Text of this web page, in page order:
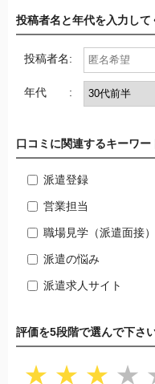
投稿者名と年代を入力して
投稿者名:
年代 :
口コミに関連するキーワ
派遣登録
営業担当
職場見学（派遣面接）
派遣の悩み
派遣求人サイト
評価を5段階で選んで下さ
★ ★ ★ ★